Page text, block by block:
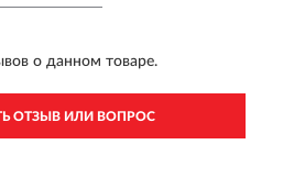
о данном товаре.
ОТЗЫВ ИЛИ ВОПРОС